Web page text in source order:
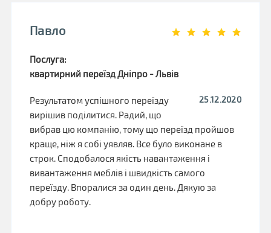
Павло
Послуга:
квартирний переїзд Дніпро - Львів
25.12.2020
Результатом успішного переїзду
вирішив поділитися. Радий, що
вибрав цю компанію, тому що переїзд пройшов
краще, ніж я собі уявляв. Все було виконане в
строк. Сподобалося якість навантаження і
вивантаження меблів і швидкість самого
переїзду. Впоралися за один день. Дякую за
добру роботу.